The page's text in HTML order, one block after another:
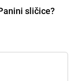
sličice?